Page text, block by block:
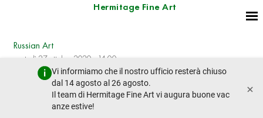
Hermitage Fine Art
Vi informiamo che il nostro ufficio resterà chiuso
dal 14 agosto al 26 agosto.
Il team di Hermitage Fine Art vi augura buone vac
anze estive!
×
Russian Art
martedì 27 ottobre 2020 - 14:00
lotto precedente lotto prossimo
VELICHKOVSKAYA T.A. (1908-1990),